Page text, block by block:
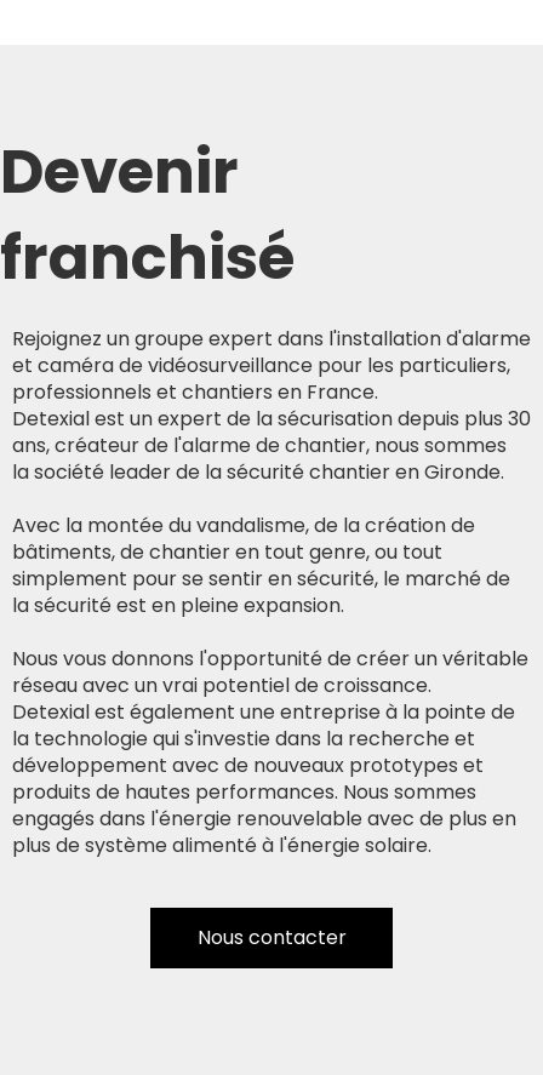
Devenir
franchisé
Rejoignez un groupe expert dans l'installation d'alarme
et caméra de vidéosurveillance pour les particuliers,
professionnels et chantiers en France.
Detexial est un expert de la sécurisation depuis plus 30
ans, créateur de l'alarme de chantier, nous sommes
la société leader de la sécurité chantier en Gironde.
Avec la montée du vandalisme, de la création de
bâtiments, de chantier en tout genre, ou tout
simplement pour se sentir en sécurité, le marché de
la sécurité est en pleine expansion.
Nous vous donnons l'opportunité de créer un véritable
réseau avec un vrai potentiel de croissance.
Detexial est également une entreprise à la pointe de
la technologie qui s'investie dans la recherche et
développement avec de nouveaux prototypes et
produits de hautes performances. Nous sommes
engagés dans l'énergie renouvelable avec de plus en
plus de système alimenté à l'énergie solaire.
Nous contacter